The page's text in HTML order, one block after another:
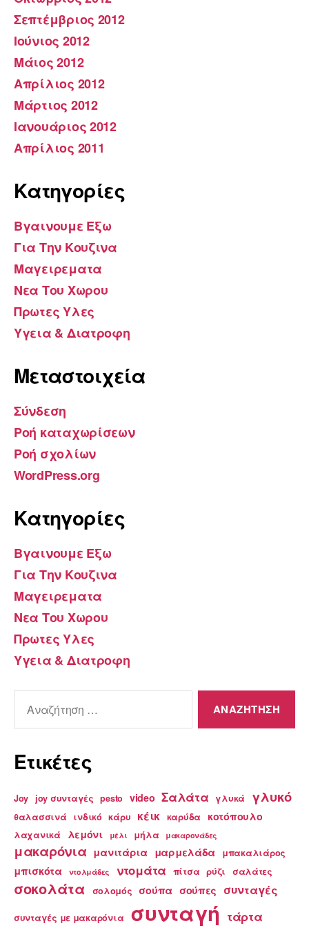
Σεπτέμβριος 2012
Ιούνιος 2012
Μάιος 2012
Απρίλιος 2012
Μάρτιος 2012
Ιανουάριος 2012
Απρίλιος 2011
Kατηγορίες
Βγαινουμε Εξω
Για Την Κουζινα
Μαγειρεματα
Νεα Του Χωρου
Πρωτες Υλες
Υγεια & Διατροφη
Μεταστοιχεία
Σύνδεση
Ροή καταχωρίσεων
Ροή σχολίων
WordPress.org
Kατηγορίες
Βγαινουμε Εξω
Για Την Κουζινα
Μαγειρεματα
Νεα Του Χωρου
Πρωτες Υλες
Υγεια & Διατροφη
για:
Ετικέτες
Joy joy συνταγές pesto video Σαλάτα γλυκά γλυκό
θαλασσινά ινδικό κάρυ κέικ καρύδα κοτόπουλο
λαχανικά λεμόνι μέλι μήλα μακαρονάδες
μακαρόνια μανιτάρια μαρμελάδα μπακαλιάρος
μπισκότα ντολμάδες ντομάτα πίτσα ρύζι σαλάτες
σοκολάτα σολομός σούπα σούπες συνταγές
συνταγές με μακαρόνια συνταγή τάρτα